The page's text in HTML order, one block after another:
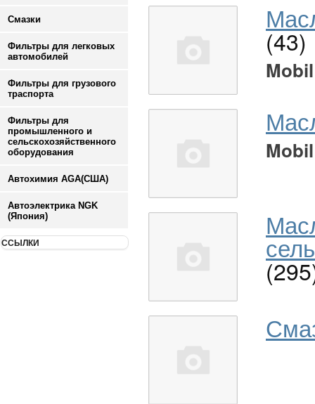
Смазки
Фильтры для легковых
автомобилей
Фильтры для грузового
траспорта
Фильтры для
промышленного и
сельскохозяйственного
оборудования
Автохимия AGA(США)
Автоэлектрика NGK
(Япония)
ССЫЛКИ
(43)
Mobil
Mobil